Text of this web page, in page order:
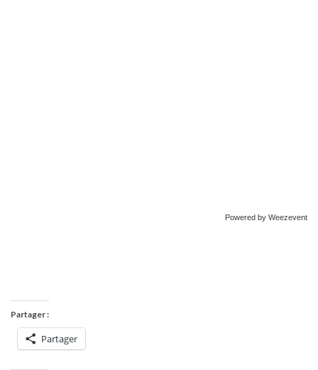
Powered by Weezevent
Partager :
Partager